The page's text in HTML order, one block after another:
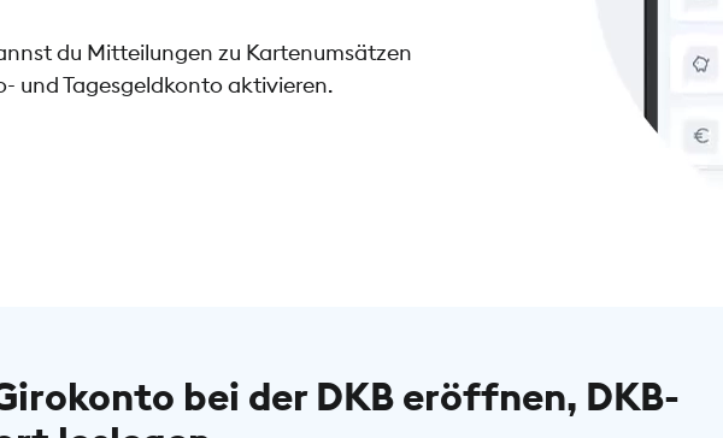
du Mitteilungen zu Kartenumsätzen
und Tagesgeldkonto aktivieren.
bei der DKB eröffnen, DKB-